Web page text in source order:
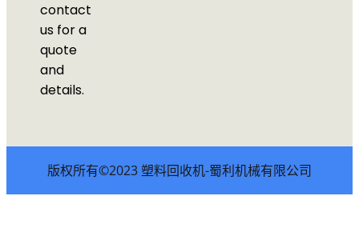
contact
us for a
quote
and
details.
版权所有©2023 塑料回收机-蜀利机械有限公司